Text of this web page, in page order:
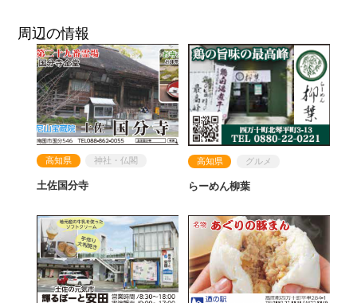
周辺の情報
高知県 神社・仏閣
土佐国分寺
高知県 グルメ
らーめん柳葉